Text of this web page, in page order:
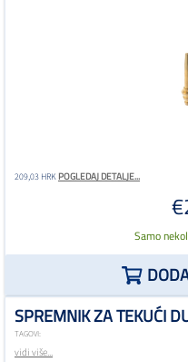
209,03 HRKPOGLEDAJ DETALJE...
Samo
SPREMNIK ZA TEKUĆI
TAGOVI:
vidi više...